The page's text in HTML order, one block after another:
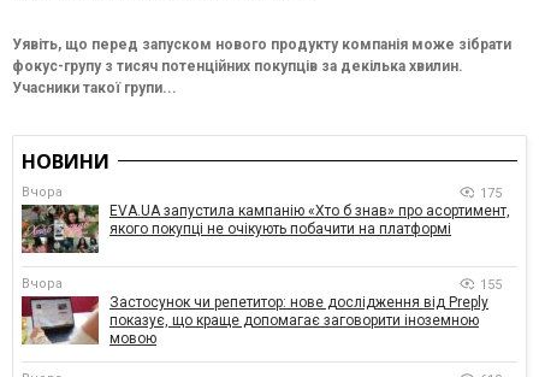
Уявіть, що перед запуском нового продукту компанія може зібрати
фокус-групу з тисяч потенційних покупців за декілька хвилин.
Учасники такої групи...
НОВИНИ
Вчора 175
EVA.UA запустила кампанію «Хто б знав» про асортимент,
якого покупці не очікують побачити на платформі
Вчора 155
Застосунок чи репетитор: нове дослідження від Preply
показує, що краще допомагає заговорити іноземною
мовою